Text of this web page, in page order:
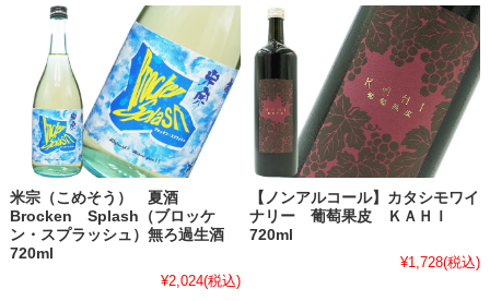
米宗（こめそう） 夏酒
Brocken Splash（ブロッケ
ン・スプラッシュ）無ろ過生酒
720ml
¥2,024(税込)
【ノンアルコール】カタシモワイ
ナリー 葡萄果皮 ＫＡＨＩ
720ml
¥1,728(税込)